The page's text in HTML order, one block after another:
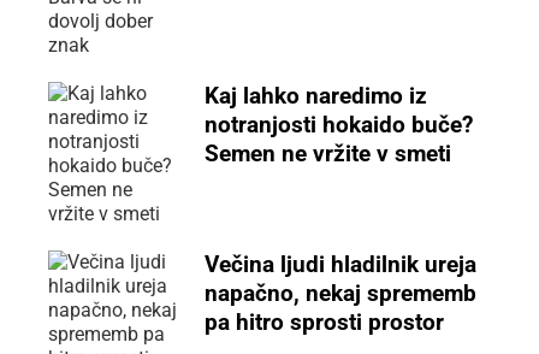
Kaj lahko naredimo iz
notranjosti hokaido buče?
Semen ne vržite v smeti
Večina ljudi hladilnik ureja
napačno, nekaj sprememb
pa hitro sprosti prostor